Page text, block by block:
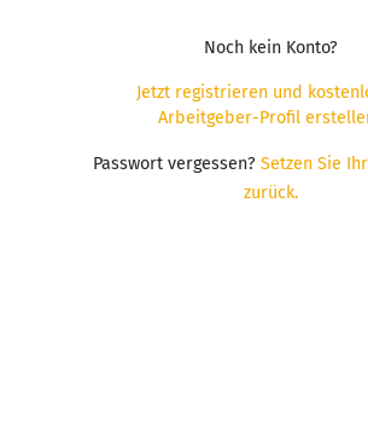
Noch kein Konto?
Jetzt registrieren und
Arbeitgeber-Profil
Passwort vergessen? Setzen Sie
zurück.